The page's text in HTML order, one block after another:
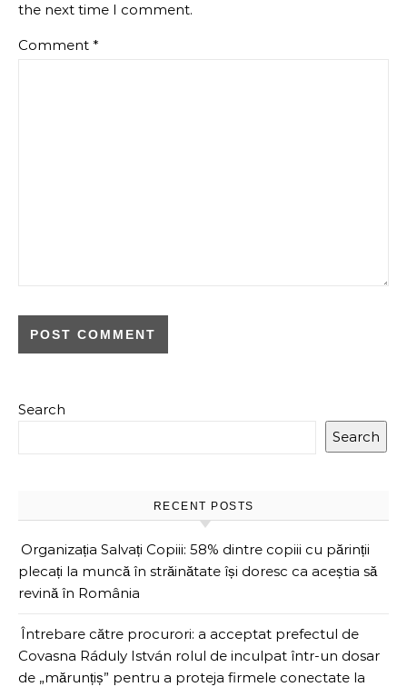
the next time I comment.
Comment *
Search
Search
RECENT POSTS
Organizația Salvați Copiii: 58% dintre copiii cu părinții
plecați la muncă în străinătate își doresc ca aceștia să
revină în România
Întrebare către procurori: a acceptat prefectul de
Covasna Ráduly István rolul de inculpat într-un dosar
de „mărunțiș” pentru a proteja firmele conectate la